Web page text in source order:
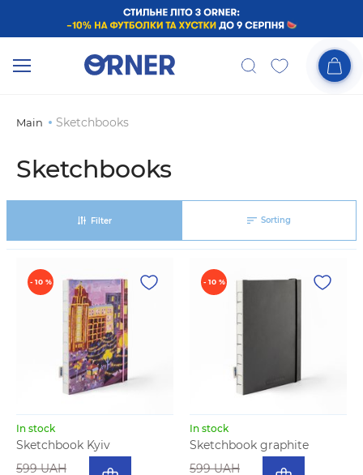
Main Sketchbooks
Sketchbooks
Filter Sorting
- 10 %
In stock
Sketchbook Kyiv
599 UAH
- 10 %
In stock
Sketchbook graphite
599 UAH